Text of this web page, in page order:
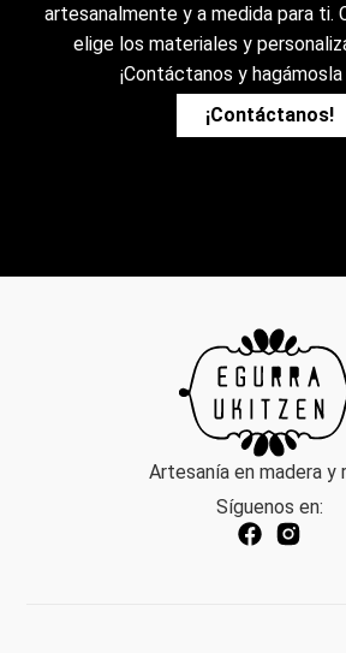
artesanalmente y a medida para ti.
elige los materiales y
¡Contáctanos y
¡Contáctanos!
Artesanía en madera y
Síguenos en: